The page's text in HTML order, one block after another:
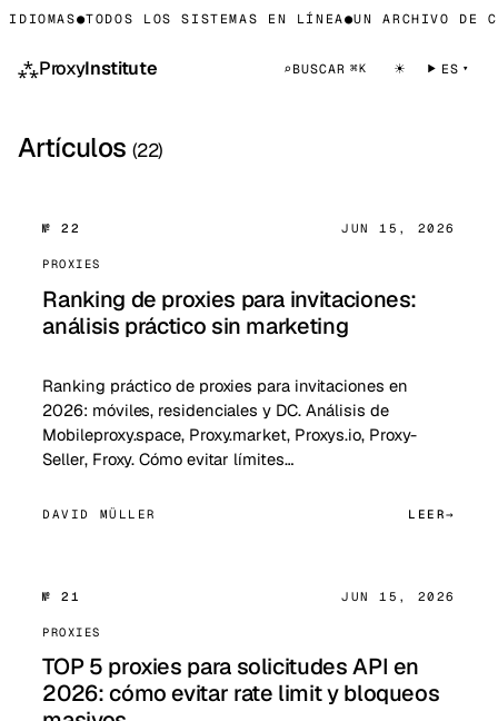
●TODOS LOS SISTEMAS EN LÍNEA●UN ARCHIVO DE
⁂ProxyInstitute ⌕ BUSCAR ⌘K ☀ ES
Artículos (22)
№ 22 JUN 15, 2026
PROXIES
Ranking de proxies para invitaciones:
análisis práctico sin marketing
Ranking práctico de proxies para invitaciones en
2026: móviles, residenciales y DC. Análisis de
Mobileproxy.space, Proxy.market, Proxys.io, Proxy-
Seller, Froxy. Cómo evitar límites…
DAVID MÜLLER LEER
№ 21 JUN 15, 2026
PROXIES
TOP 5 proxies para solicitudes API en
2026: cómo evitar rate limit y bloqueos